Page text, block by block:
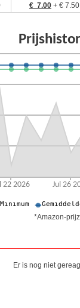
€ 7.00 + € 7.50
*Amazon-
Er is nog niet